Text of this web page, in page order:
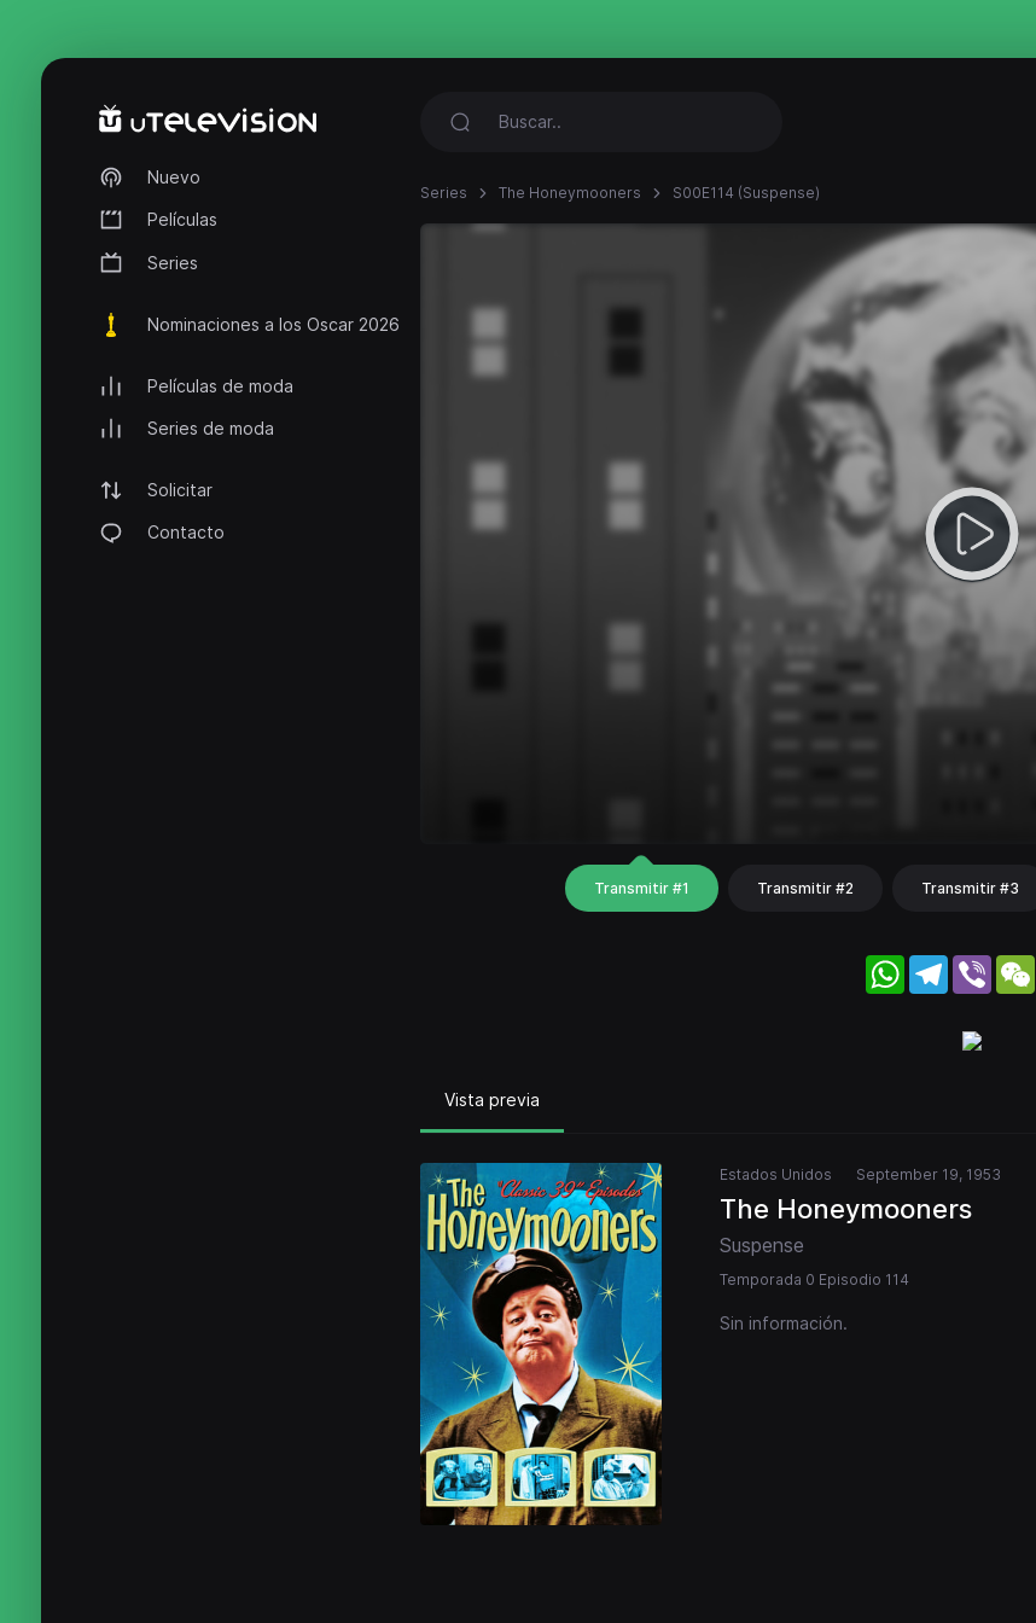
Nuevo
Películas
Series
Nominaciones a los Oscar 2026
Películas de moda
Series de moda
Solicitar
Contacto
Series The Honeymooners S00E114 (Suspense)
Transmitir #1 Transmitir #2 Transmitir #3
WhatsApp
Telegram
Viber
Vista previa
Estados Unidos September 19, 1953
The Honeymooners
Suspense
Temporada 0 Episodio 114
Sin información.